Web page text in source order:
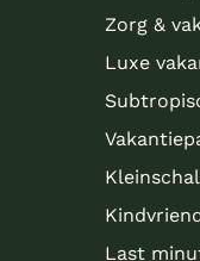
Zorg &
Luxe
Last